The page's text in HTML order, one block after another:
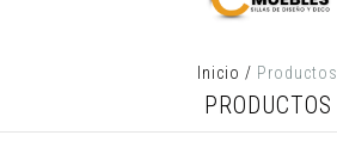
Inicio / Productos
PRODUCTOS